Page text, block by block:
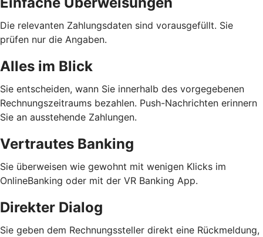
Die relevanten Zahlungsdaten sind vorausgefüllt. Sie
prüfen nur die Angaben.
Alles im Blick
Sie entscheiden, wann Sie innerhalb des vorgegebenen
Rechnungszeitraums bezahlen. Push-Nachrichten erinnern
Sie an ausstehende Zahlungen.
Vertrautes Banking
Sie überweisen wie gewohnt mit wenigen Klicks im
OnlineBanking oder mit der VR Banking App.
Direkter Dialog
Sie geben dem Rechnungssteller direkt eine Rückmeldung,